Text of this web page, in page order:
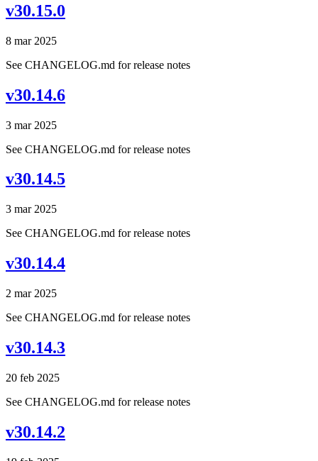
v30.15.0
8 mar 2025
See CHANGELOG.md for release notes
v30.14.6
3 mar 2025
See CHANGELOG.md for release notes
v30.14.5
3 mar 2025
See CHANGELOG.md for release notes
v30.14.4
2 mar 2025
See CHANGELOG.md for release notes
v30.14.3
20 feb 2025
See CHANGELOG.md for release notes
v30.14.2